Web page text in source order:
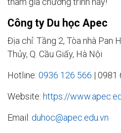
Công ty Du học Apec
Địa chỉ: Tầng 2, Tòa nhà Pan
Thủy, Q. Cầu Giấy, Hà Nội
Hotline: 0936 126 566 | 0981
Website: https://
Email: duhoc@apec.edu.vn